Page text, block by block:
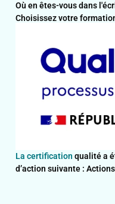
Où en êtes-vous dans
Choisissez votre
La certificationqualité a
d’action suivante :